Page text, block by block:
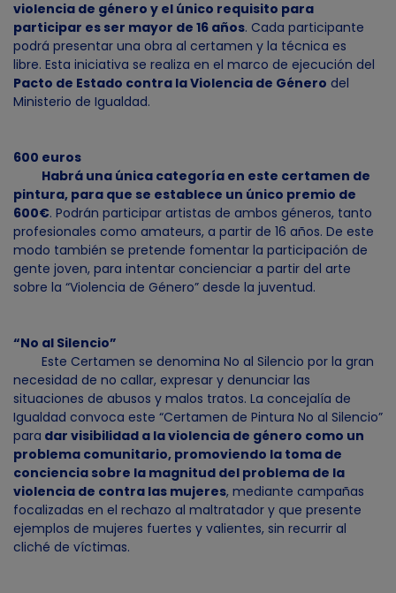
violencia de género y el único requisito para
participar es ser mayor de 16 años. Cada participante
podrá presentar una obra al certamen y la técnica es
libre. Esta iniciativa se realiza en el marco de ejecución del
Pacto de Estado contra la Violencia de Género del
Ministerio de Igualdad.
600 euros
Habrá una única categoría en este certamen de
pintura, para que se establece un único premio de
600€. Podrán participar artistas de ambos géneros, tanto
profesionales como amateurs, a partir de 16 años. De este
modo también se pretende fomentar la participación de
gente joven, para intentar concienciar a partir del arte
sobre la “Violencia de Género” desde la juventud.
“No al Silencio”
Este Certamen se denomina No al Silencio por la gran
necesidad de no callar, expresar y denunciar las
situaciones de abusos y malos tratos. La concejalía de
Igualdad convoca este “Certamen de Pintura No al Silencio”
para dar visibilidad a la violencia de género como un
problema comunitario, promoviendo la toma de
conciencia sobre la magnitud del problema de la
violencia de contra las mujeres, mediante campañas
focalizadas en el rechazo al maltratador y que presente
ejemplos de mujeres fuertes y valientes, sin recurrir al
cliché de víctimas.